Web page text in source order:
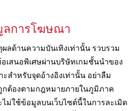
ลการโฆษณา
ลด้านความบันเทิงเท่านั้น รวบรวม
เสนอพิเศษผ่านบริษัทเกมชั้นนำของ
สำหรับจุดอ้างอิงเท่านั้น อย่าลืม
ต้องตามกฎหมายภายในภูมิภาค
ม่ใช้ข้อมูลบนเว็บไซต์นี้ในการละเมิด